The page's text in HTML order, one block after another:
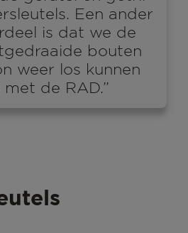
Een ander
is dat we de
bouten
weer los kunnen
met de RAD.”